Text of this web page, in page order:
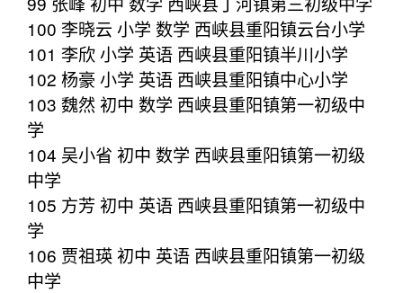
100 李晓云 小学 数学 西峡县重阳镇云台小学
101 李欣 小学 英语 西峡县重阳镇半川小学
102 杨豪 小学 英语 西峡县重阳镇中心小学
103 魏然 初中 数学 西峡县重阳镇第一初级中
学
104 吴小省 初中 数学 西峡县重阳镇第一初级
中学
105 方芳 初中 英语 西峡县重阳镇第一初级中
学
106 贾祖瑛 初中 英语 西峡县重阳镇第一初级
中学